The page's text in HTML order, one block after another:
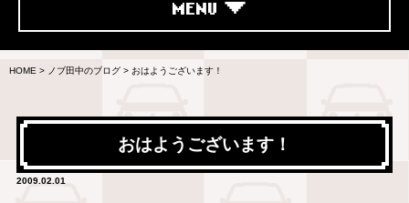
MENU
HOME > ノブ田中のブログ > おはようございます！
おはようございます！
2009.02.01